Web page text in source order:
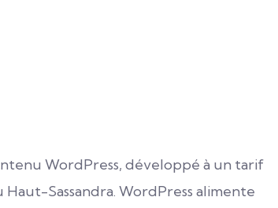
WordPress, développé à un tarif
Sassandra. WordPress alimente